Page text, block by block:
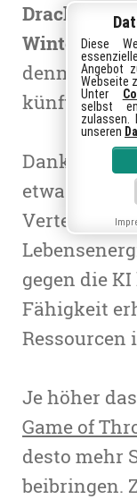
Winter Is
denn die
künftig über
Dank der
etwa die
gegen die
Fähigkeit
Ressourcen
Je höher
Game of
desto mehr
beibringen.
Diese
Angebot
Webseite
Unter
selbst
zulassen.
unseren